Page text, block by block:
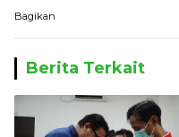
Bagikan
Berita Terkait